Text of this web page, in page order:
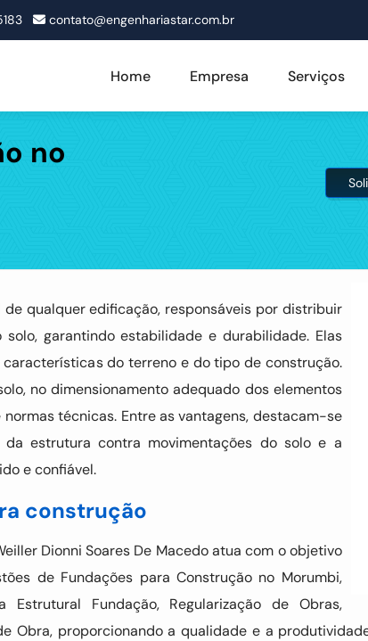
contato@engenhariastar.com.br
Home Empresa Serviços
no
qualquer edificação, responsáveis por distribuir
garantindo estabilidade e durabilidade. Elas
do terreno e do tipo de construção.
no dimensionamento adequado dos elementos
técnicas. Entre as vantagens, destacam-se
estrutura contra movimentações do solo e a
e confiável.
construção
Dionni Soares De Macedo atua com o objetivo
de Fundações para Construção no Morumbi,
Fundação, Regularização de Obras,
Obra, proporcionando a qualidade e a